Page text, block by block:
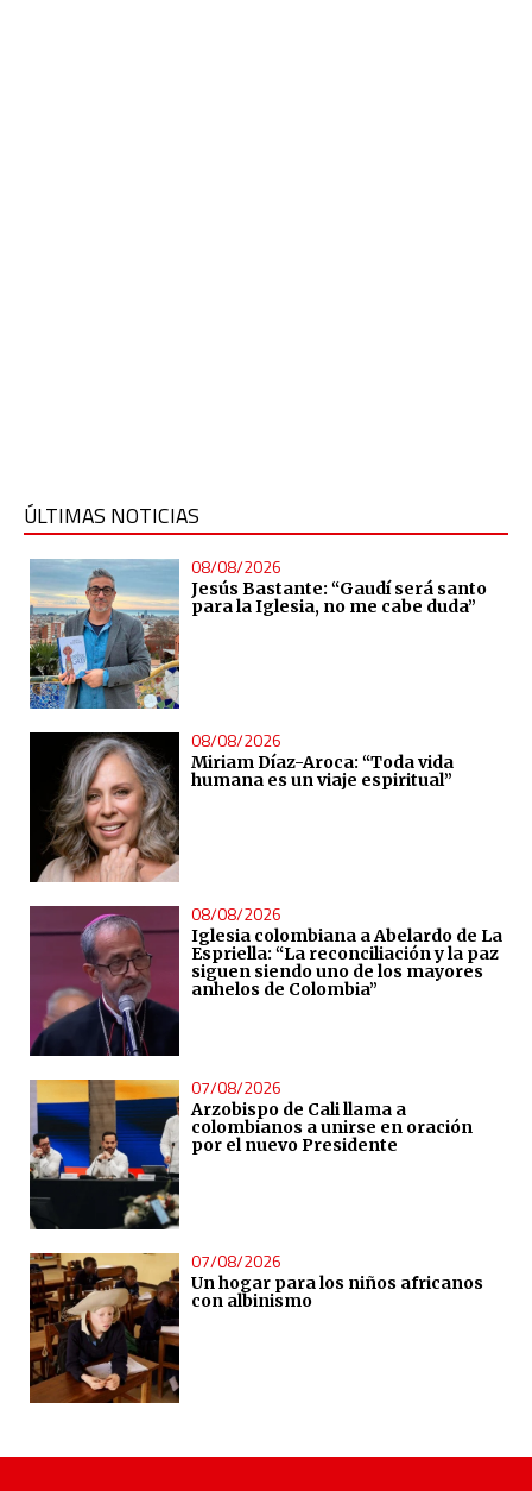
ÚLTIMAS NOTICIAS
08/08/2026
Jesús Bastante: “Gaudí será santo
para la Iglesia, no me cabe duda”
08/08/2026
Miriam Díaz-Aroca: “Toda vida
humana es un viaje espiritual”
08/08/2026
Iglesia colombiana a Abelardo de La
Espriella: “La reconciliación y la paz
siguen siendo uno de los mayores
anhelos de Colombia”
07/08/2026
Arzobispo de Cali llama a
colombianos a unirse en oración
por el nuevo Presidente
07/08/2026
Un hogar para los niños africanos
con albinismo